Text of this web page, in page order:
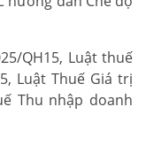
QH15, Luật thuế
Luật Thuế Giá trị
Thu nhập doanh